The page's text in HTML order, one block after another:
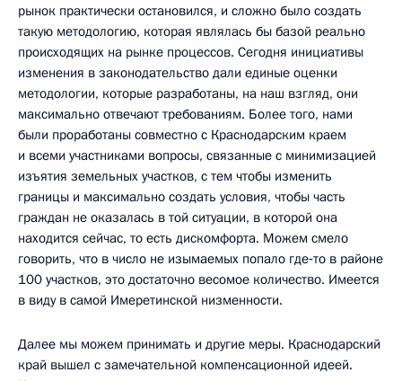
рынок практически остановился, и сложно было создать
такую методологию, которая являлась бы базой реально
происходящих на рынке процессов. Сегодня инициативы
изменения в законодательство дали единые оценки
методологии, которые разработаны, на наш взгляд, они
максимально отвечают требованиям. Более того, нами
были проработаны совместно с Краснодарским краем
и всеми участниками вопросы, связанные с минимизацией
изъятия земельных участков, с тем чтобы изменить
границы и максимально создать условия, чтобы часть
граждан не оказалась в той ситуации, в которой она
находится сейчас, то есть дискомфорта. Можем смело
говорить, что в число не изымаемых попало где‑то в районе
100 участков, это достаточно весомое количество. Имеется
в виду в самой Имеретинской низменности.
Далее мы можем принимать и другие меры. Краснодарский
край вышел с замечательной компенсационной идеей.